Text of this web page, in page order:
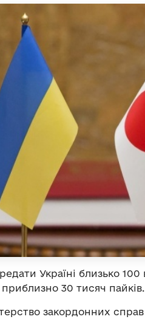
Україні близько 100
30 тисяч пайків.
закордонних справ